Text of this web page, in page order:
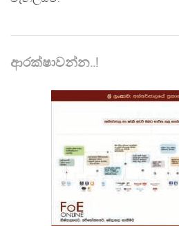
ආරක්ෂාවන්න..!